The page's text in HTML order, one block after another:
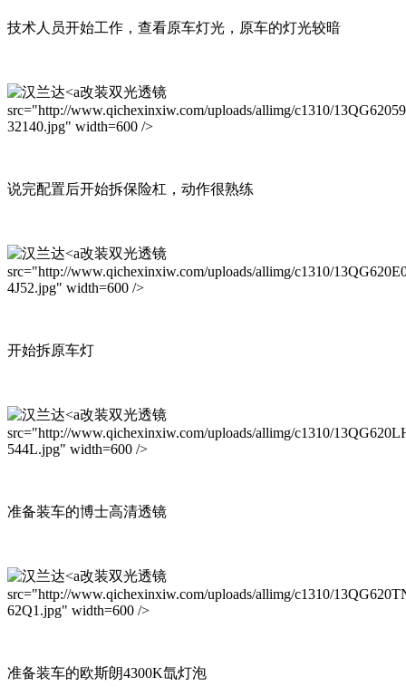
技术人员开始工作，查看原车灯光，原车的灯光较暗
改装双光透镜
src="http://www.qichexinxiw.com/uploads/allimg/c1310/
32140.jpg" width=600 />
说完配置后开始拆保险杠，动作很熟练
改装双光透镜
src="http://www.qichexinxiw.com/uploads/allimg/c1310/
4J52.jpg" width=600 />
开始拆原车灯
改装双光透镜
src="http://www.qichexinxiw.com/uploads/allimg/c1310/
544L.jpg" width=600 />
准备装车的博士高清透镜
改装双光透镜
src="http://www.qichexinxiw.com/uploads/allimg/c1310/
62Q1.jpg" width=600 />
准备装车的欧斯朗4300K氙灯泡